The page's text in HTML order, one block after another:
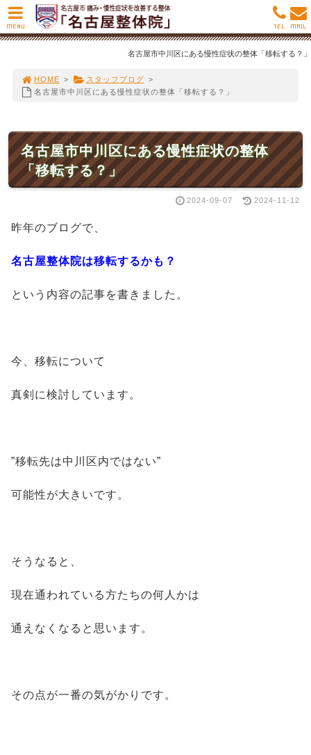
名古屋市中川区にある慢性症状の整体「移転する？」
HOME > スタッフブログ >
名古屋市中川区にある慢性症状の整体「移転する？」
名古屋市中川区にある慢性症状の整体
「移転する？」
2024-09-07 2024-11-12
昨年のブログで、
名古屋整体院は移転するかも？
という内容の記事を書きました。
今、移転について
真剣に検討しています。
”移転先は中川区内ではない”
可能性が大きいです。
そうなると、
現在通われている方たちの何人かは
通えなくなると思います。
その点が一番の気がかりです。
MENU MAIL
TEL